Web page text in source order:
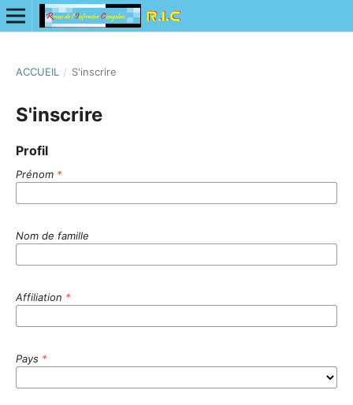
ACCUEIL / S'inscrire
S'inscrire
Profil
Prénom *
Nom de famille
Affiliation *
Pays *